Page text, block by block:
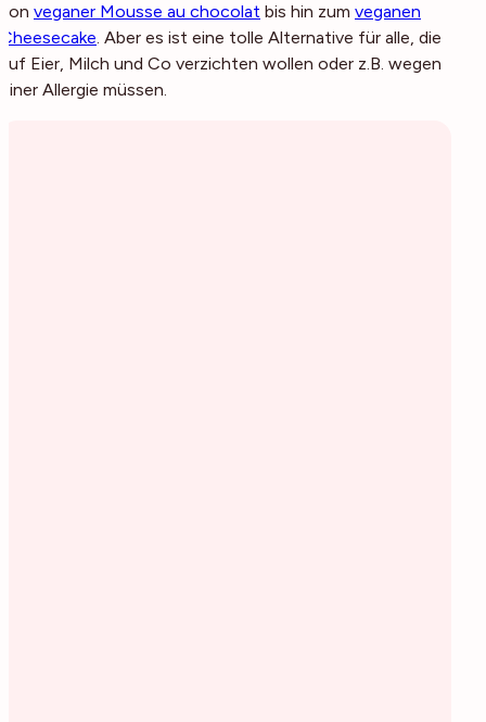
von veganer Mousse au chocolat bis hin zum veganen
Cheesecake. Aber es ist eine tolle Alternative für alle, die
auf Eier, Milch und Co verzichten wollen oder z.B. wegen
einer Allergie müssen.